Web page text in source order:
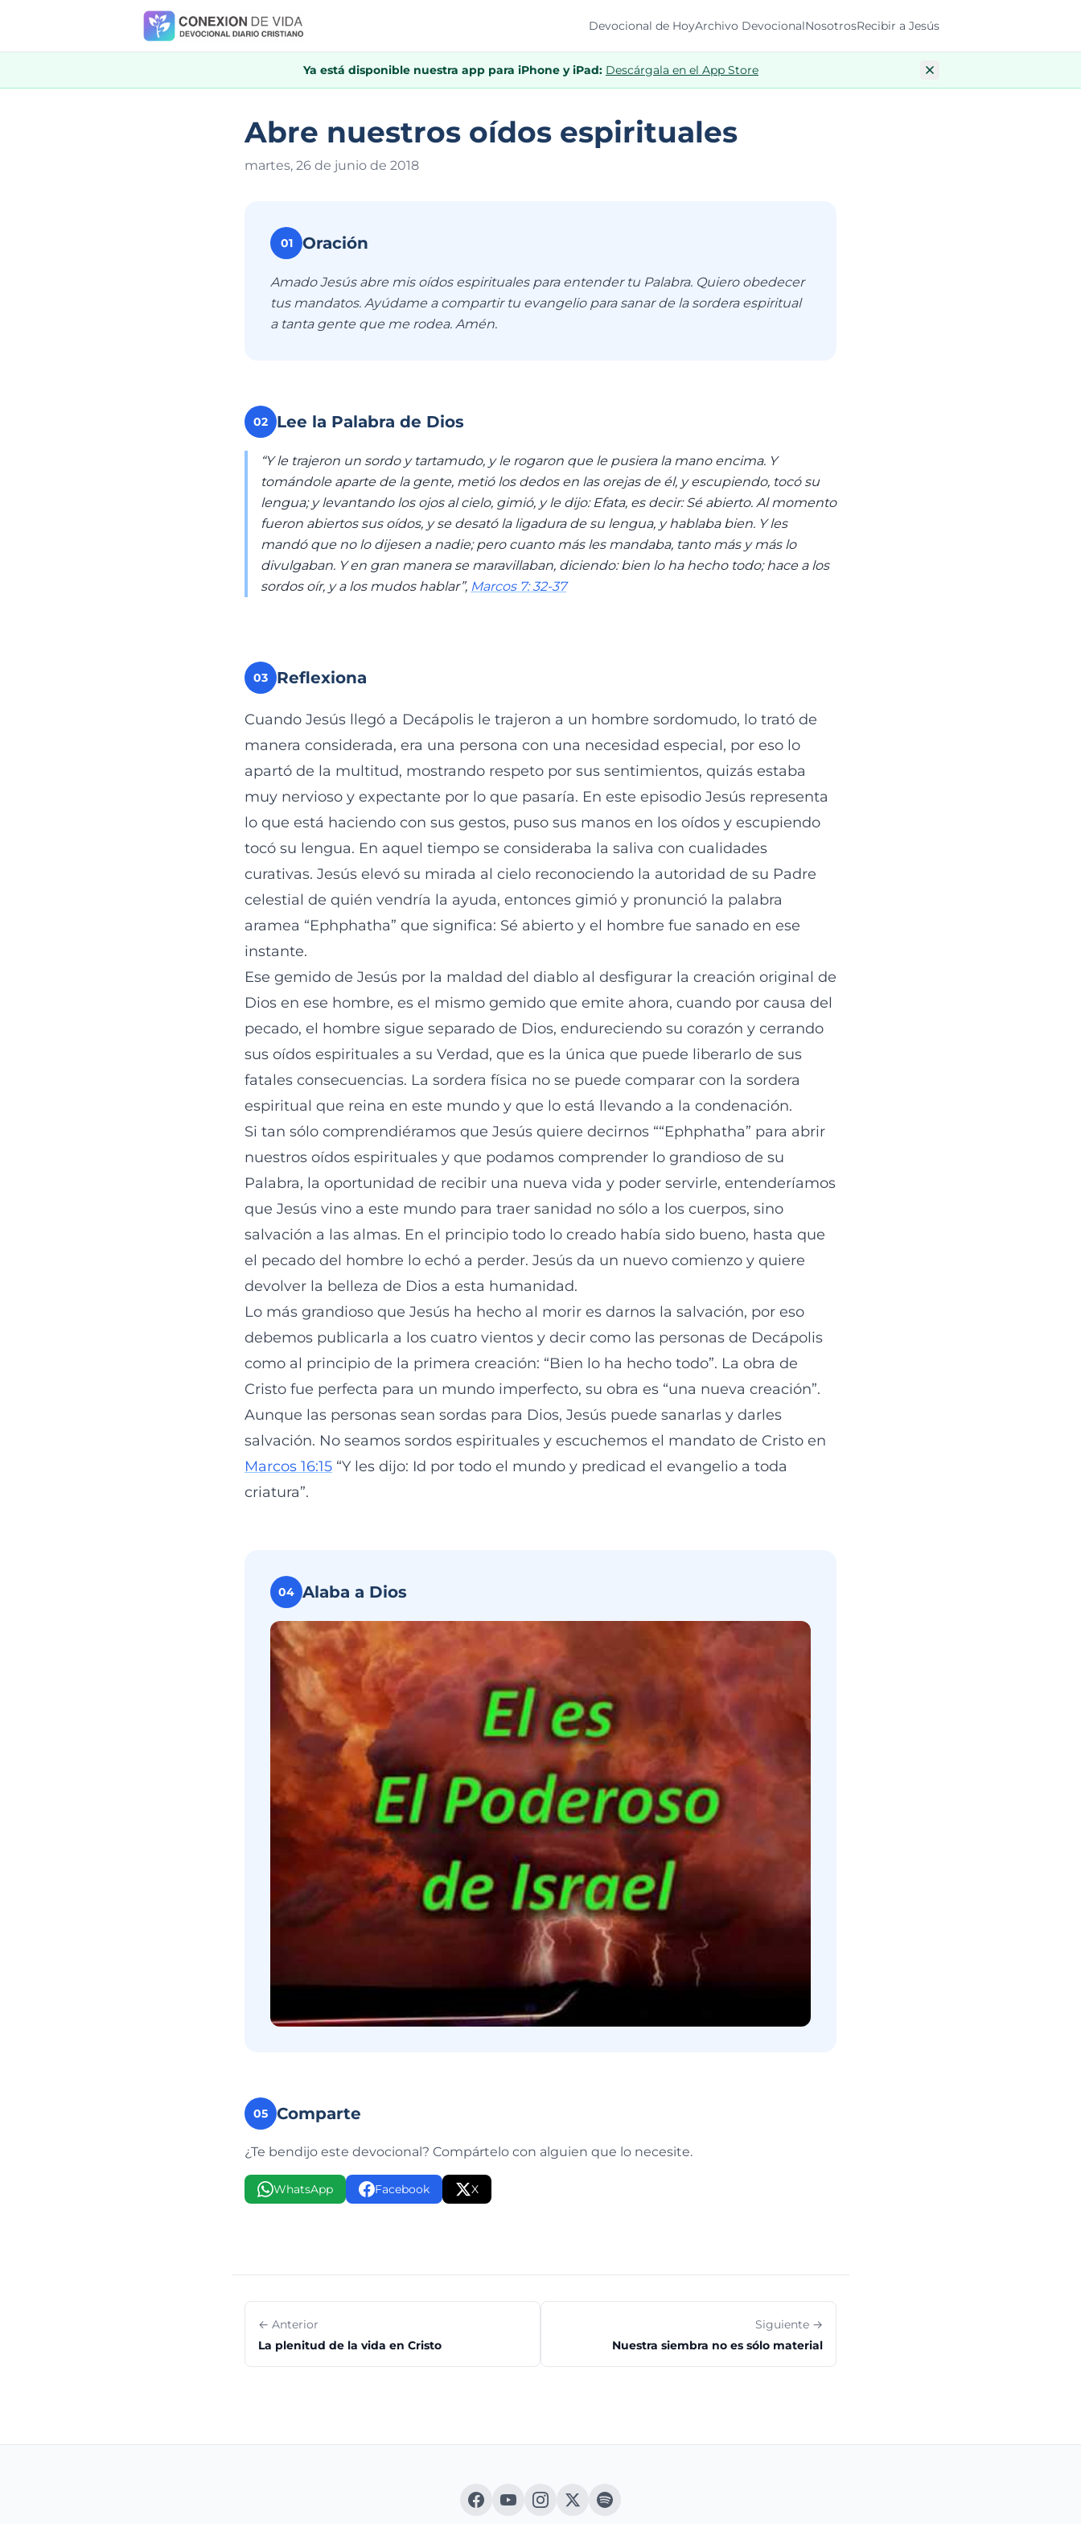
Devocional de HoyArchivo DevocionalNosotrosRecibir a Jesús
Ya está disponible nuestra app para iPhone y iPad: Descárgala en el App Store
Abre nuestros oídos espirituales
martes, 26 de junio de 2018
01 Oración
Amado Jesús abre mis oídos espirituales para entender tu Palabra. Quiero obedecer
tus mandatos. Ayúdame a compartir tu evangelio para sanar de la sordera espiritual
a tanta gente que me rodea. Amén.
02 Lee la Palabra de Dios
“Y le trajeron un sordo y tartamudo, y le rogaron que le pusiera la mano encima. Y
tomándole aparte de la gente, metió los dedos en las orejas de él, y escupiendo, tocó su
lengua; y levantando los ojos al cielo, gimió, y le dijo: Efata, es decir: Sé abierto. Al momento
fueron abiertos sus oídos, y se desató la ligadura de su lengua, y hablaba bien. Y les
mandó que no lo dijesen a nadie; pero cuanto más les mandaba, tanto más y más lo
divulgaban. Y en gran manera se maravillaban, diciendo: bien lo ha hecho todo; hace a los
sordos oír, y a los mudos hablar”, Marcos 7: 32-37
03 Reflexiona
Cuando Jesús llegó a Decápolis le trajeron a un hombre sordomudo, lo trató de
manera considerada, era una persona con una necesidad especial, por eso lo
apartó de la multitud, mostrando respeto por sus sentimientos, quizás estaba
muy nervioso y expectante por lo que pasaría. En este episodio Jesús representa
lo que está haciendo con sus gestos, puso sus manos en los oídos y escupiendo
tocó su lengua. En aquel tiempo se consideraba la saliva con cualidades
curativas. Jesús elevó su mirada al cielo reconociendo la autoridad de su Padre
celestial de quién vendría la ayuda, entonces gimió y pronunció la palabra
aramea “Ephphatha” que significa: Sé abierto y el hombre fue sanado en ese
instante.
Ese gemido de Jesús por la maldad del diablo al desfigurar la creación original de
Dios en ese hombre, es el mismo gemido que emite ahora, cuando por causa del
pecado, el hombre sigue separado de Dios, endureciendo su corazón y cerrando
sus oídos espirituales a su Verdad, que es la única que puede liberarlo de sus
fatales consecuencias. La sordera física no se puede comparar con la sordera
espiritual que reina en este mundo y que lo está llevando a la condenación.
Si tan sólo comprendiéramos que Jesús quiere decirnos ““Ephphatha” para abrir
nuestros oídos espirituales y que podamos comprender lo grandioso de su
Palabra, la oportunidad de recibir una nueva vida y poder servirle, entenderíamos
que Jesús vino a este mundo para traer sanidad no sólo a los cuerpos, sino
salvación a las almas. En el principio todo lo creado había sido bueno, hasta que
el pecado del hombre lo echó a perder. Jesús da un nuevo comienzo y quiere
devolver la belleza de Dios a esta humanidad.
Lo más grandioso que Jesús ha hecho al morir es darnos la salvación, por eso
debemos publicarla a los cuatro vientos y decir como las personas de Decápolis
como al principio de la primera creación: “Bien lo ha hecho todo”. La obra de
Cristo fue perfecta para un mundo imperfecto, su obra es “una nueva creación”.
Aunque las personas sean sordas para Dios, Jesús puede sanarlas y darles
salvación. No seamos sordos espirituales y escuchemos el mandato de Cristo en
Marcos 16:15 “Y les dijo: Id por todo el mundo y predicad el evangelio a toda
criatura”.
04 Alaba a Dios
05 Comparte
¿Te bendijo este devocional? Compártelo con alguien que lo necesite.
WhatsApp Facebook X
← Anterior
La plenitud de la vida en Cristo
Siguiente →
Nuestra siembra no es sólo material